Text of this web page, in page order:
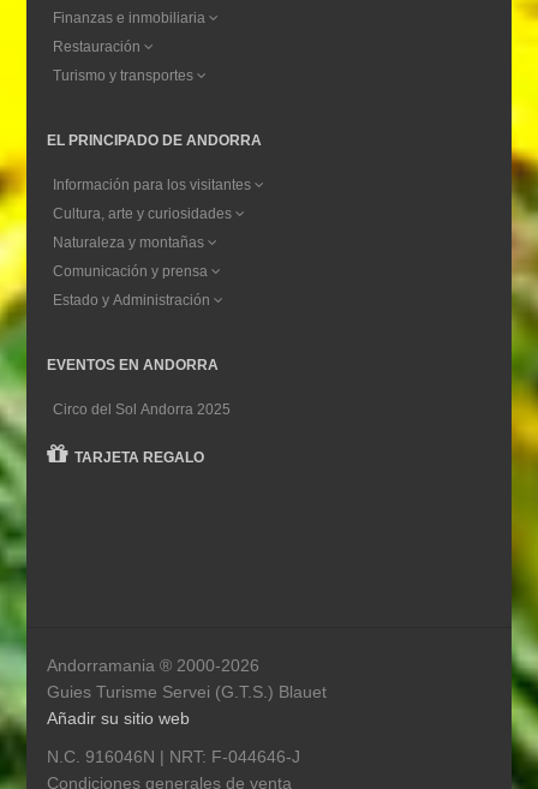
Finanzas e inmobiliaria
Restauración
Turismo y transportes
EL PRINCIPADO DE ANDORRA
Información para los visitantes
Cultura, arte y curiosidades
Naturaleza y montañas
Comunicación y prensa
Estado y Administración
EVENTOS EN ANDORRA
Circo del Sol Andorra 2025
TARJETA REGALO
Andorramania ® 2000-2026
Guies Turisme Servei (G.T.S.) Blauet
Añadir su sitio web
N.C. 916046N | NRT: F-044646-J
Condiciones generales de venta